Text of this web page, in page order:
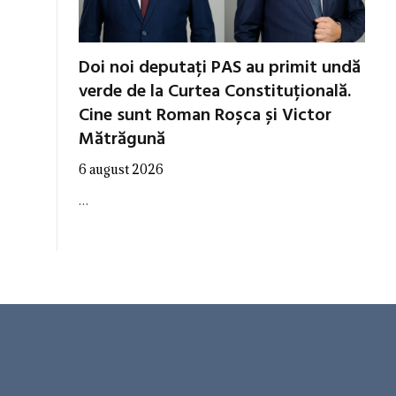
Doi noi deputați PAS au primit undă
verde de la Curtea Constituțională.
Cine sunt Roman Roșca și Victor
Mătrăgună
6 august 2026
…